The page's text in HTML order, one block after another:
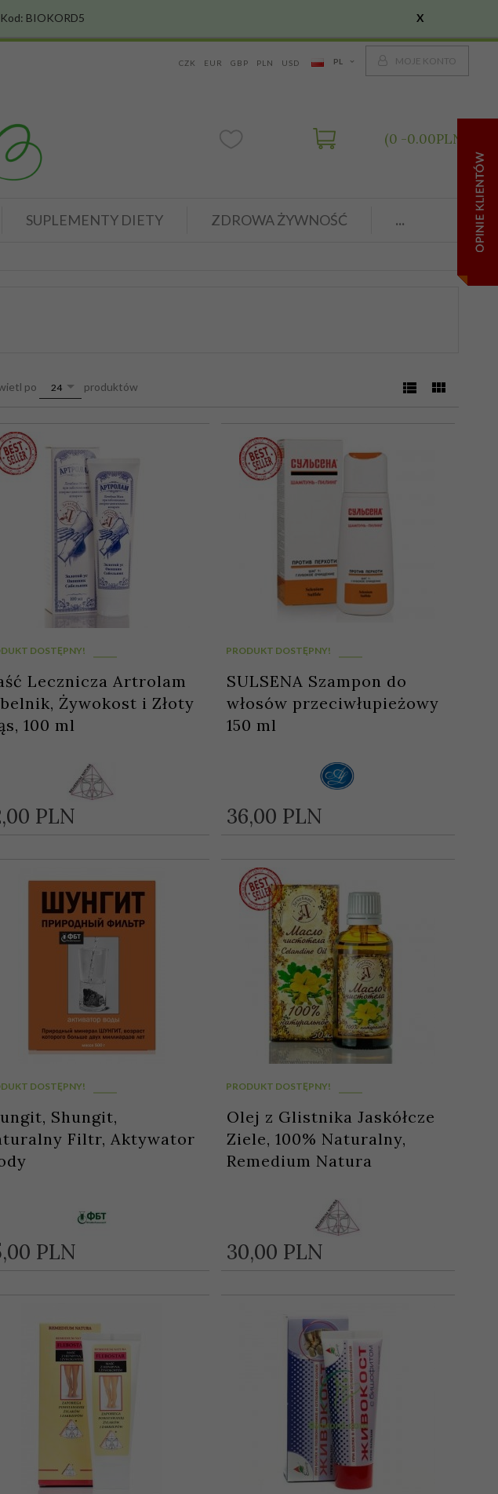
BIOKORD5 X
CZK EUR GBP PLN USD PL MOJE KONTO
0 0.00PLN
SUPLEMENTY DIETY ZDROWA ŻYWNOŚĆ ...
po pop24 produktów
DOSTĘPNY!
Lecznicza Artrolam
Żywokost i Złoty
100 ml
00 PLN
PRODUKT DOSTĘPNY!
SULSENA Szampon do
włosów przeciwłupieżowy
150 ml
36,00 PLN
DOSTĘPNY!
Shungit,
Filtr, Aktywator
00 PLN
PRODUKT DOSTĘPNY!
Olej z Glistnika Jaskółcze
Ziele, 100% Naturalny,
Remedium Natura
30,00 PLN